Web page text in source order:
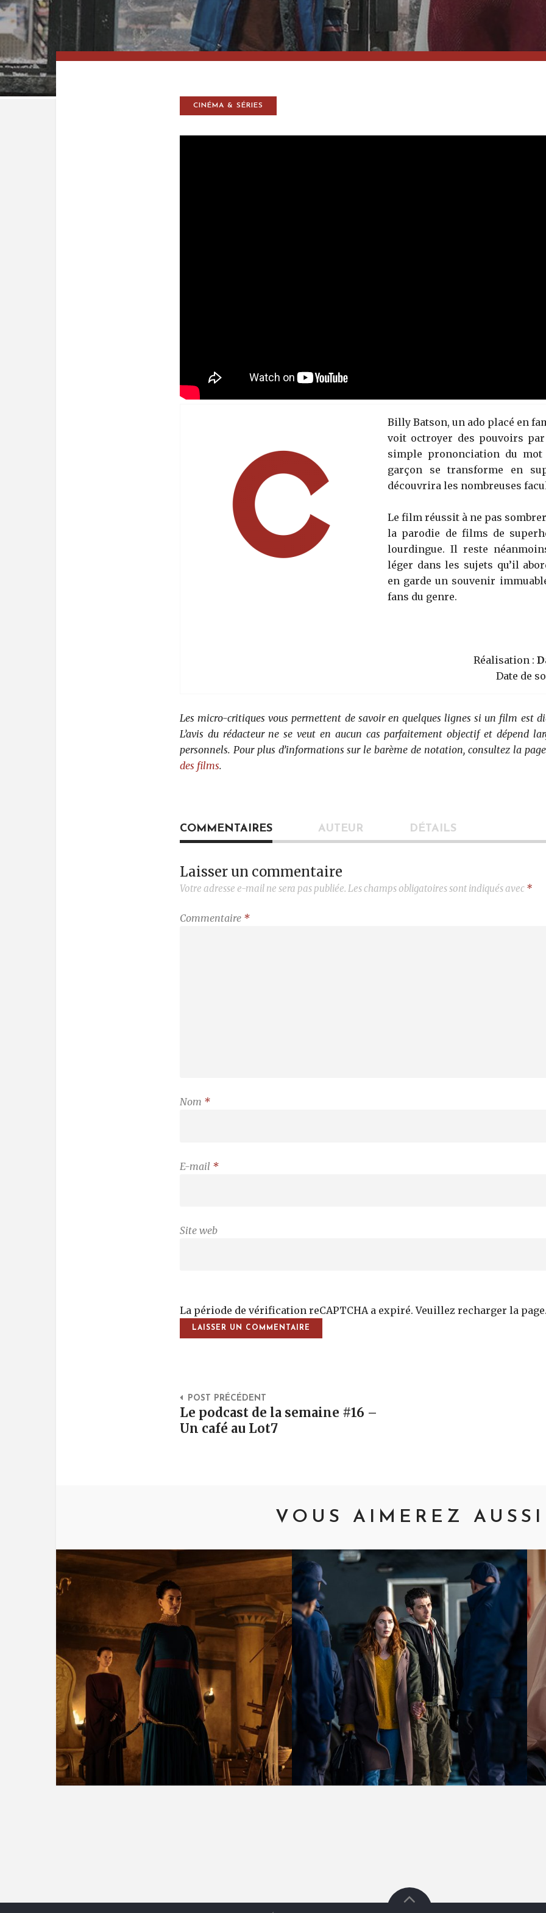
CINÉMA & SÉRIES
Billy Batson, un ado placé en
voit octroyer des pouvoirs
simple prononciation du
garçon se transforme en
découvrira les nombreuses
Le film réussit à ne pas
la parodie de films de
lourdingue. Il reste
léger dans les sujets qu’il
en garde un souvenir
fans du genre.
Réalisation :
Date de
Les micro-critiques vous permettent de savoir en quelques lignes si un film est
L’avis du rédacteur ne se veut en aucun cas parfaitement objectif et dépend
personnels. Pour plus d’informations sur le barème de notation, consultez la
des films.
COMMENTAIRES AUTEUR DÉTAILS
Laisser un commentaire
Votre adresse e-mail ne sera pas publiée. Les champs obligatoires sont indiqués avec *
Commentaire *
Nom *
E-mail *
Site web
La période de vérification reCAPTCHA a expiré. Veuillez recharger la
Post Navigation
POST PRÉCÉDENT
Le podcast de la semaine #16 –
Un café au Lot7
VOUS AIMEREZ AUSSI